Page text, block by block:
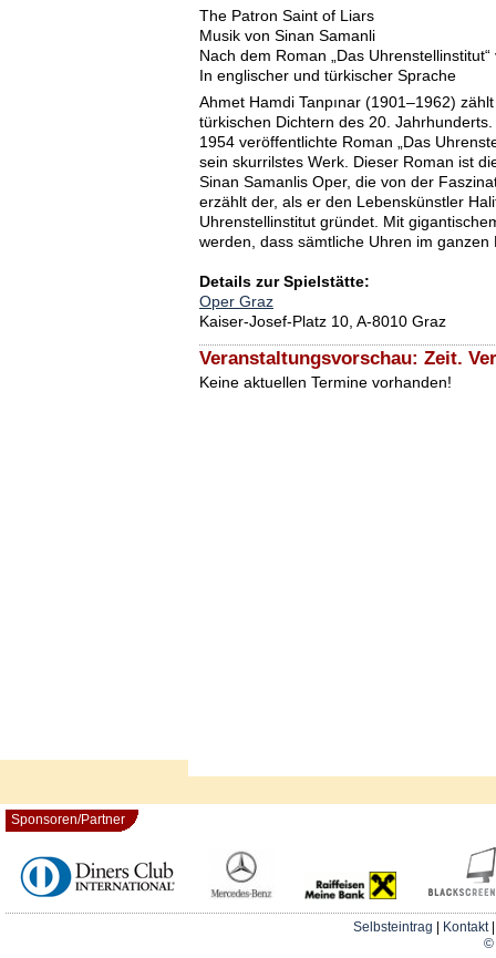
The Patron Saint of Liars
Musik von Sinan Samanli
Nach dem Roman „Das
In englischer und türkischer Sprache
Ahmet Hamdi Tanpınar (1901–1962)
türkischen Dichtern des 20.
1954 veröffentlichte Roman „Das
sein skurrilstes Werk. Dieser Roman ist
Sinan Samanlis Oper, die von der
erzählt der, als er den Lebenskünstler
Uhrenstellinstitut gründet. Mit
werden, dass sämtliche Uhren im ganzen
Details zur Spielstätte:
Oper Graz
Kaiser-Josef-Platz 10, A-8010 Graz
Veranstaltungsvorschau: Zeit.
Keine aktuellen Termine vorhanden!
Sponsoren/Partner
Selbsteintrag Kontakt
©